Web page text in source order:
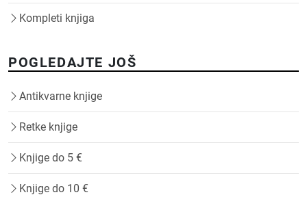
Kompleti knjiga
POGLEDAJTE JOŠ
Antikvarne knjige
Retke knjige
Knjige do 5 €
Knjige do 10 €